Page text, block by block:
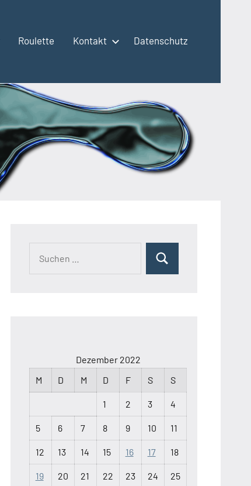
Roulette Kontakt Datenschutz
Suchen
Dezember 2022
M
D M D F S S
1 2 3 4
5 6 7 8 9 10 11
12 13 14 15 16 17 18
19 20 21 22 23 24 25